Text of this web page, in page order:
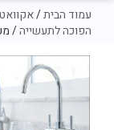
עמוד הבית/
הפוכה לתעשייה/